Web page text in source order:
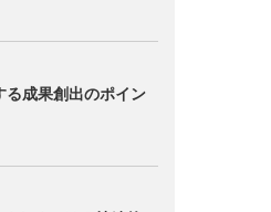
る成果創出のポイン